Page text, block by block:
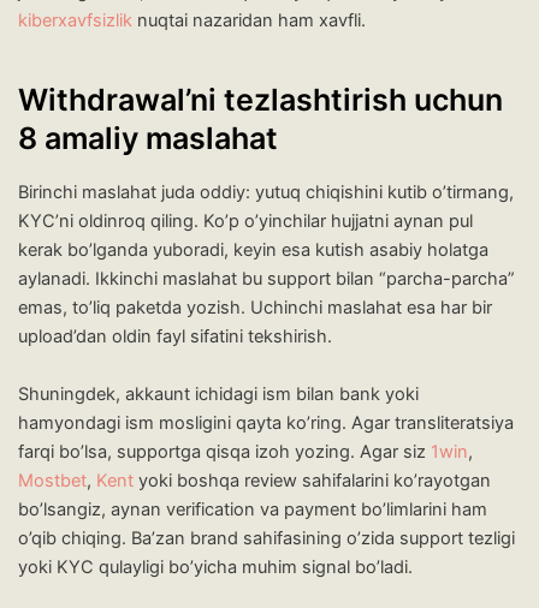
kiberxavfsizliknuqtai nazaridan ham xavfli.
Withdrawal’ni tezlashtirish uchun
8 amaliy maslahat
Birinchi maslahat juda oddiy: yutuq chiqishini kutib o’tirmang,
KYC’ni oldinroq qiling. Ko’p o’yinchilar hujjatni aynan pul
kerak bo’lganda yuboradi, keyin esa kutish asabiy holatga
aylanadi. Ikkinchi maslahat bu support bilan “parcha-parcha”
emas, to’liq paketda yozish. Uchinchi maslahat esa har bir
upload’dan oldin fayl sifatini tekshirish.
Shuningdek, akkaunt ichidagi ism bilan bank yoki
hamyondagi ism mosligini qayta ko’ring. Agar transliteratsiya
farqi bo’lsa, supportga qisqa izoh yozing. Agar siz 1win,
Mostbet, Kentyoki boshqa review sahifalarini ko’rayotgan
bo’lsangiz, aynan verification va payment bo’limlarini ham
o’qib chiqing. Ba’zan brand sahifasining o’zida support tezligi
yoki KYC qulayligi bo’yicha muhim signal bo’ladi.